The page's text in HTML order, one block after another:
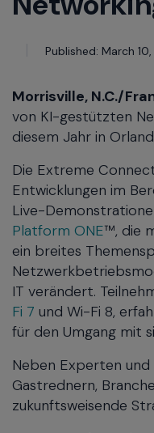
a
Published: March
Morrisville, N.C./
von KI-gestützten
diesem Jahr in
Die Extreme
Entwicklungen im
Live-
Platform ONE™, die
ein breites
IT verändert.
Fi 7 und Wi-Fi 8,
für den Umgang mit
Neben Experten
Gastrednern,
zukunftsweisende